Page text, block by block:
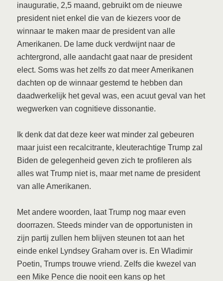
inauguratie, 2,5 maand, gebruikt om de nieuwe
president niet enkel die van de kiezers voor de
winnaar te maken maar de president van alle
Amerikanen. De lame duck verdwijnt naar de
achtergrond, alle aandacht gaat naar de president
elect. Soms was het zelfs zo dat meer Amerikanen
dachten op de winnaar gestemd te hebben dan
daadwerkelijk het geval was, een acuut geval van het
wegwerken van cognitieve dissonantie.
Ik denk dat dat deze keer wat minder zal gebeuren
maar juist een recalcitrante, kleuterachtige Trump zal
Biden de gelegenheid geven zich te profileren als
alles wat Trump niet is, maar met name de president
van alle Amerikanen.
Met andere woorden, laat Trump nog maar even
doorrazen. Steeds minder van de opportunisten in
zijn partij zullen hem blijven steunen tot aan het
einde enkel Lyndsey Graham over is. En Wladimir
Poetin, Trumps trouwe vriend. Zelfs die kwezel van
een Mike Pence die nooit een kans op het